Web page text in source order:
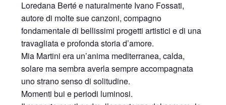
Loredana Berté e naturalmente Ivano Fossati,
autore di molte sue canzoni, compagno
fondamentale di bellissimi progetti artistici e di una
travagliata e profonda storia d’amore.
Mia Martini era un’anima mediterranea, calda,
solare ma sembra averla sempre accompagnata
uno strano senso di solitudine.
Momenti bui e periodi luminosi.